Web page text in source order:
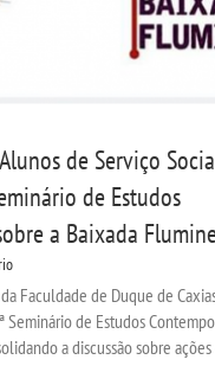
de Serviço
de Estudos
a Baixada
Faculdade de Duque de
Seminário de Estudos
a discussão sobre